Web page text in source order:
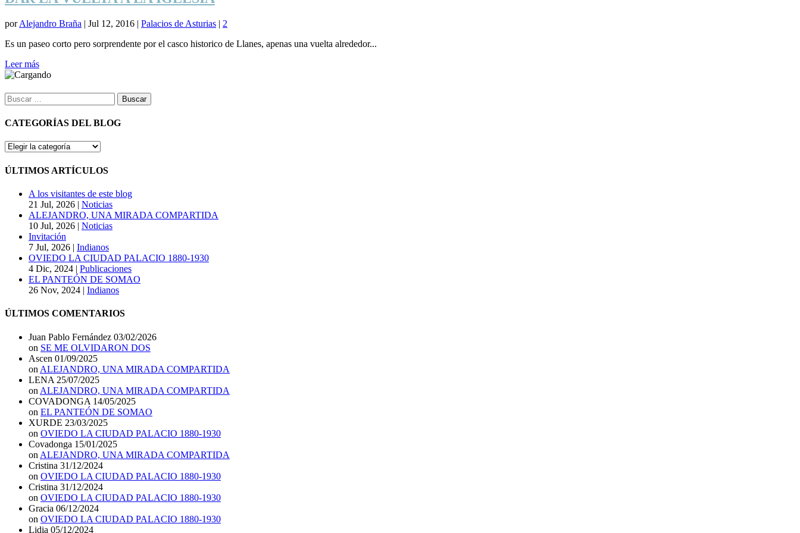
porAlejandro Braña | Jul 12, 2016 | Palacios de Asturias | 2
Es un paseo corto pero sorprendente por el casco historico de Llanes, apenas una vuelta alrededor...
Leer más
Buscar:
CATEGORÍAS DEL BLOG
CATEGORÍAS
BLOG
ÚLTIMOS ARTÍCULOS
A los visitantes de este blog
21 Jul, 2026 | Noticias
ALEJANDRO, UNA MIRADA COMPARTIDA
10 Jul, 2026 | Noticias
Invitación
7 Jul, 2026 | Indianos
OVIEDO LA CIUDAD PALACIO 1880-1930
4 Dic, 2024 | Publicaciones
EL PANTEÓN DE SOMAO
26 Nov, 2024 | Indianos
ÚLTIMOS COMENTARIOS
Juan Pablo Fernández 03/02/2026
on SE ME OLVIDARON DOS
Ascen 01/09/2025
on ALEJANDRO, UNA MIRADA COMPARTIDA
LENA 25/07/2025
on ALEJANDRO, UNA MIRADA COMPARTIDA
COVADONGA 14/05/2025
on EL PANTEÓN DE SOMAO
XURDE 23/03/2025
on OVIEDO LA CIUDAD PALACIO 1880-1930
Covadonga 15/01/2025
on ALEJANDRO, UNA MIRADA COMPARTIDA
Cristina 31/12/2024
on OVIEDO LA CIUDAD PALACIO 1880-1930
Cristina 31/12/2024
on OVIEDO LA CIUDAD PALACIO 1880-1930
Gracia 06/12/2024
on OVIEDO LA CIUDAD PALACIO 1880-1930
Lidia 05/12/2024